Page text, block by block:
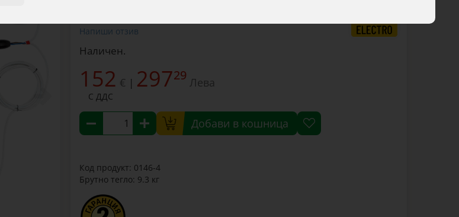
Напиши отзив
Наличен.
152 € | 29729 Лева
С ДДС
Добави в кошница
Код продукт: 0146-4
Брутно тегло: 9.3 кг